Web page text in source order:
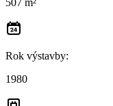
Rok výstavby:
1980